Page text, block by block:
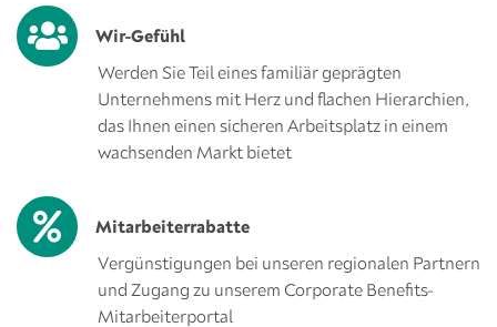
Wir-Gefühl
Werden Sie Teil eines familiär geprägten
Unternehmens mit Herz und flachen Hierarchien,
das Ihnen einen sicheren Arbeitsplatz in einem
wachsenden Markt bietet
Mitarbeiterrabatte
Vergünstigungen bei unseren regionalen Partnern
und Zugang zu unserem Corporate Benefits-
Mitarbeiterportal